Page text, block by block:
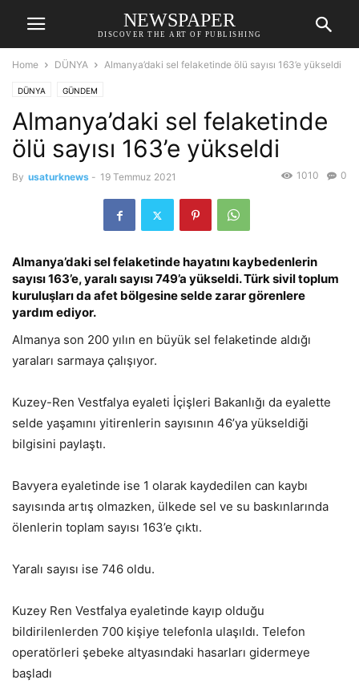
NEWSPAPER
DISCOVER THE ART OF PUBLISHING
Home DÜNYA Almanya’daki sel felaketinde ölü sayısı 163’e yükseldi
DÜNYA GÜNDEM
Almanya’daki sel felaketinde
ölü sayısı 163’e yükseldi
By usaturknews - 19 Temmuz 2021 0
1010
Almanya’daki sel felaketinde hayatını kaybedenlerin
sayısı 163’e, yaralı sayısı 749’a yükseldi. Türk sivil toplum
kuruluşları da afet bölgesine selde zarar görenlere
yardım ediyor.
Almanya son 200 yılın en büyük sel felaketinde aldığı
yaraları sarmaya çalışıyor.
Kuzey-Ren Vestfalya eyaleti İçişleri Bakanlığı da eyalette
selde yaşamını yitirenlerin sayısının 46’ya yükseldiği
bilgisini paylaştı.
Bavyera eyaletinde ise 1 olarak kaydedilen can kaybı
sayısında artış olmazken, ülkede sel ve su baskınlarında
ölenlerin toplam sayısı 163’e çıktı.
Yaralı sayısı ise 746 oldu.
Kuzey Ren Vestfalya eyaletinde kayıp olduğu
bildirilenlerden 700 kişiye telefonla ulaşıldı. Telefon
operatörleri şebeke altyasındaki hasarları gidermeye
başladı